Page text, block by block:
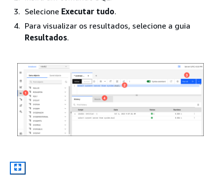
Selecione Executar tudo.
Para visualizar os resultados, selecione a guia
Resultados.